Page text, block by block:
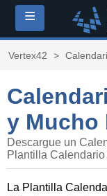
≡
Vertex42 >
y Mucho
Descargue un
Plantilla
La Plantilla